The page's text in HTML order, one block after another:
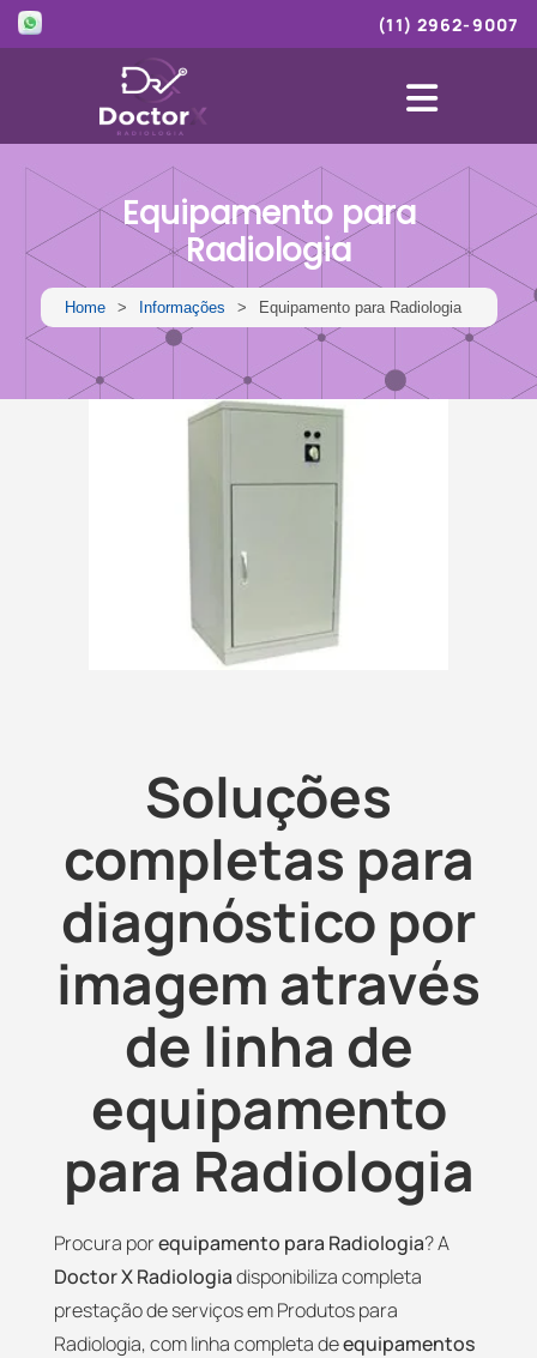
(11) 2962-9007
Empresa
Produtos
Loja
Blog
Informações
Contato
Equipamento para
Radiologia
Home Informações Equipamento para Radiologia
Soluções
completas para
diagnóstico por
imagem através
de linha de
equipamento
para Radiologia
Procura porequipamento para Radiologia? A
Doctor X Radiologiadisponibiliza completa
prestação de serviços em Produtos para
Radiologia, com linha completa deequipamentos